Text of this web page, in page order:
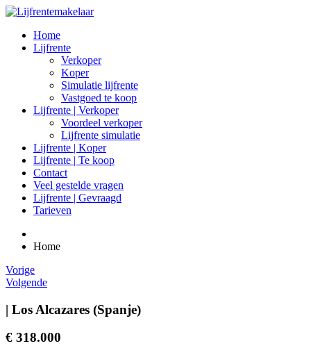
Home
Lijfrente
Verkoper
Koper
Simulatie lijfrente
Vastgoed te koop
Lijfrente | Verkoper
Voordeel verkoper
Lijfrente simulatie
Lijfrente | Koper
Lijfrente | Te koop
Contact
Veel gestelde vragen
Lijfrente | Gevraagd
Tarieven
Home
Vorige
Volgende
| Los Alcazares (Spanje)
€ 318.000